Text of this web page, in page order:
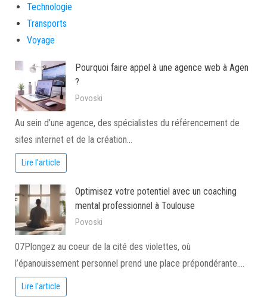
Technologie
Transports
Voyage
Pourquoi faire appel à une agence web à Agen
?
Povoski
Au sein d’une agence, des spécialistes du référencement de
sites internet et de la création…
Lire l'article
Optimisez votre potentiel avec un coaching
mental professionnel à Toulouse
Povoski
07Plongez au coeur de la cité des violettes, où
l’épanouissement personnel prend une place prépondérante.…
Lire l'article